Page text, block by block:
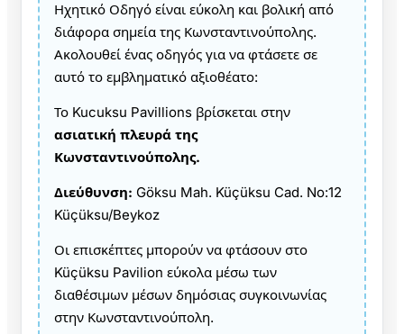
Ηχητικό Οδηγό είναι εύκολη και βολική από
διάφορα σημεία της Κωνσταντινούπολης.
Ακολουθεί ένας οδηγός για να φτάσετε σε
αυτό το εμβληματικό αξιοθέατο:
Το Kucuksu Pavillions βρίσκεται στην
ασιατική πλευρά της
Κωνσταντινούπολης.
Διεύθυνση: Göksu Mah. Küçüksu Cad. No:12
Küçüksu/Beykoz
Οι επισκέπτες μπορούν να φτάσουν στο
Küçüksu Pavilion εύκολα μέσω των
διαθέσιμων μέσων δημόσιας συγκοινωνίας
στην Κωνσταντινούπολη.